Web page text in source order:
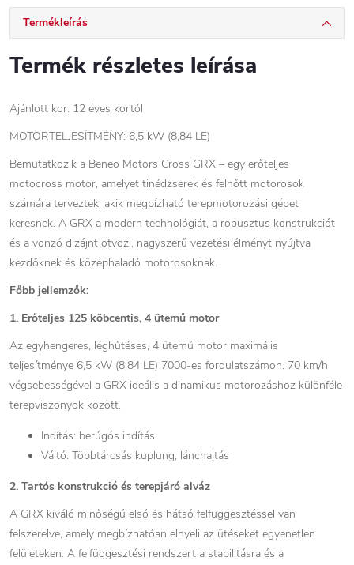
Termékleírás
Termék részletes leírása
Ajánlott kor: 12 éves kortól
MOTORTELJESÍTMÉNY: 6,5 kW (8,84 LE)
Bemutatkozik a Beneo Motors Cross GRX – egy erőteljes
motocross motor, amelyet tinédzserek és felnőtt motorosok
számára terveztek, akik megbízható terepmotorozási gépet
keresnek. A GRX a modern technológiát, a robusztus konstrukciót
és a vonzó dizájnt ötvözi, nagyszerű vezetési élményt nyújtva
kezdőknek és középhaladó motorosoknak.
Főbb jellemzők:
1. Erőteljes 125 köbcentis, 4 ütemű motor
Az egyhengeres, léghűtéses, 4 ütemű motor maximális
teljesítménye 6,5 kW (8,84 LE) 7000-es fordulatszámon. 70 km/h
végsebességével a GRX ideális a dinamikus motorozáshoz különféle
terepviszonyok között.
Indítás: berúgós indítás
Váltó: Többtárcsás kuplung, lánchajtás
2. Tartós konstrukció és terepjáró alváz
A GRX kiváló minőségű első és hátsó felfüggesztéssel van
felszerelve, amely megbízhatóan elnyeli az ütéseket egyenetlen
felületeken. A felfüggesztési rendszert a stabilitásra és a